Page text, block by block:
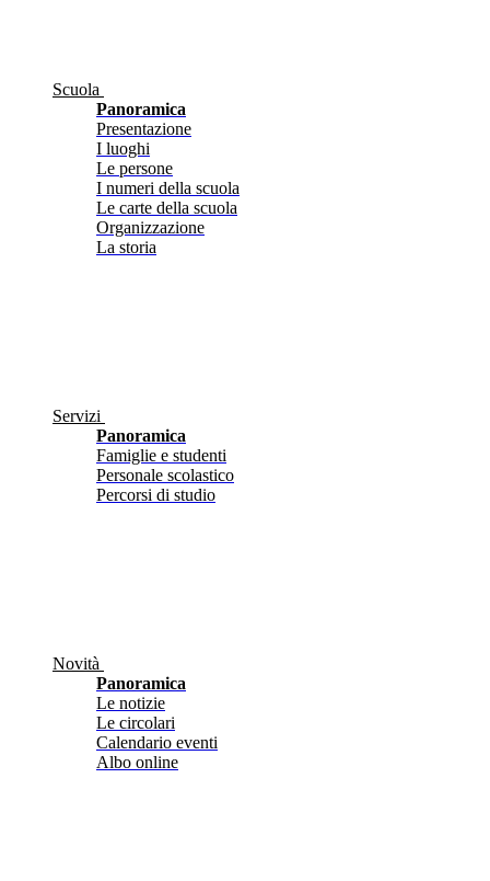
Scuola
Panoramica
Presentazione
I luoghi
Le persone
I numeri della scuola
Le carte della scuola
Organizzazione
La storia
Servizi
Panoramica
Famiglie e studenti
Personale scolastico
Percorsi di studio
Novità
Panoramica
Le notizie
Le circolari
Calendario eventi
Albo online